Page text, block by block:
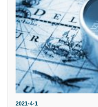
2021-4-1